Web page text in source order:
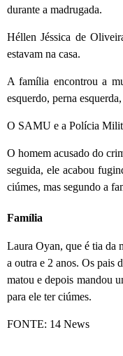
durante a madrugada.
Héllen Jéssica de
estavam na casa.
A família encontrou a
esquerdo, perna
O SAMU e a Polícia
O homem acusado do
seguida, ele acabou
ciúmes, mas segundo a
Família
Laura Oyan, que é tia da
a outra e 2 anos. Os pais
matou e depois mandou
para ele ter ciúmes.
FONTE: 14 News